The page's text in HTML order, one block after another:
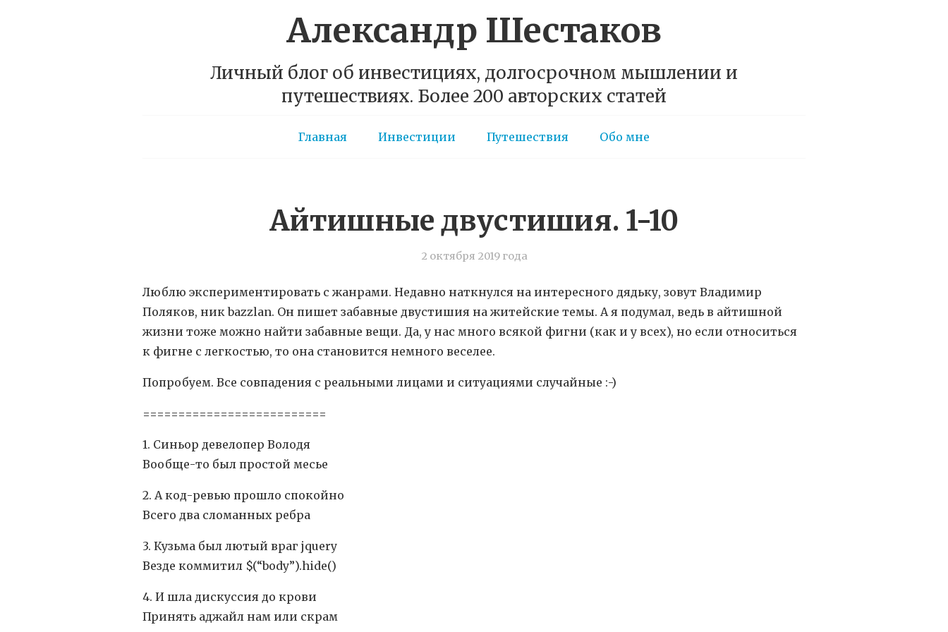
Александр Шестаков
Личный блог об инвестициях, долгосрочном мышлении и
путешествиях. Более 200 авторских статей
Главная Инвестиции Путешествия Обо мне
Айтишные двустишия. 1-10
2 октября 2019 года
Люблю экспериментировать с жанрами. Недавно наткнулся на интересного дядьку, зовут Владимир
Поляков, ник bazzlan. Он пишет забавные двустишия на житейские темы. А я подумал, ведь в айтишной
жизни тоже можно найти забавные вещи. Да, у нас много всякой фигни (как и у всех), но если относиться
к фигне с легкостью, то она становится немного веселее.
Попробуем. Все совпадения с реальными лицами и ситуациями случайные :-)
==========================
1. Синьор девелопер Володя
Вообще-то был простой месье
2. А код-ревью прошло спокойно
Всего два сломанных ребра
3. Кузьма был лютый враг jquery
Везде коммитил $(“body”).hide()
4. И шла дискуссия до крови
Принять аджайл нам или скрам